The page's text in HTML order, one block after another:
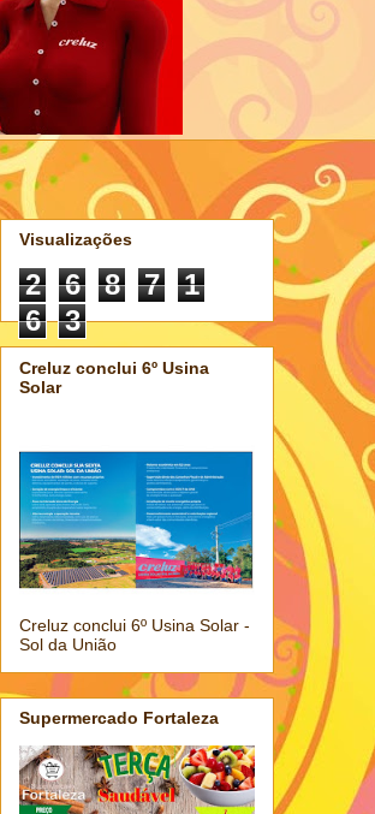
Visualizações
2 6 8 7
1
6
3
Creluz conclui 6º Usina
Solar
Creluz conclui 6º Usina Solar -
Sol da União
Supermercado Fortaleza